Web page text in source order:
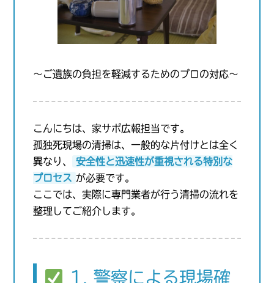
〜ご遺族の負担を軽減するためのプロの対応〜
こんにちは、家サポ広報担当です。
孤独死現場の清掃は、一般的な片付けとは全く
異なり、
安全性と迅速性が重視される特別な
プロセス が必要です。
ここでは、実際に専門業者が行う清掃の流れを
整理してご紹介します。
1. 警察による現場確